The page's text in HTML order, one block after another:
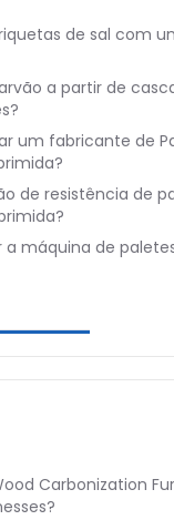
de sal com
a partir de
um fabricante de
de resistência de
máquina de
Carbonization